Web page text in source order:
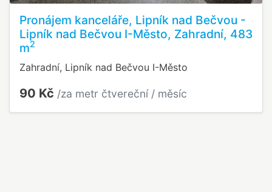
Pronájem kanceláře, Lipník nad Bečvou -
Lipník nad Bečvou I-Město, Zahradní, 483
m2
Zahradní, Lipník nad Bečvou I-Město
90 Kč /za metr čtvereční / měsíc